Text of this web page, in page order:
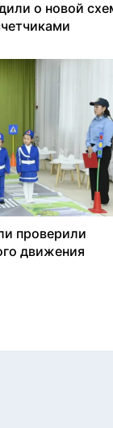
о новой
проверили
движения